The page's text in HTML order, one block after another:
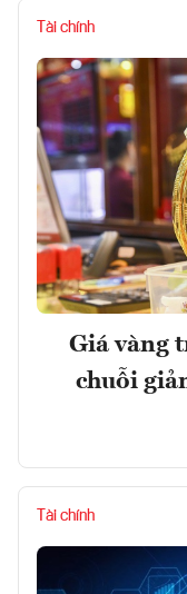
Tài chính
Giá vàng
chuỗi
Tài chính